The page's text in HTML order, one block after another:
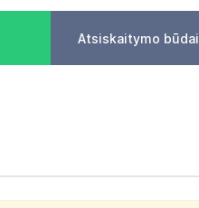
Atsiskaitymo būdai